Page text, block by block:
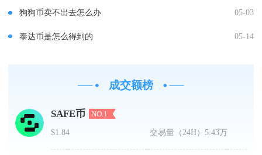
狗狗币卖不出去怎么办 05-03
泰达币是怎么得到的 05-14
成交额榜
SAFE币 NO.1
$1.84 交易量（24H） 5.43万